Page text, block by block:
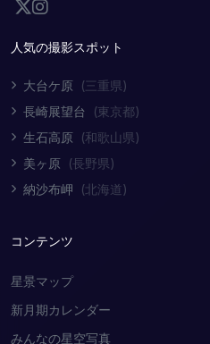
人気の撮影スポット
大台ケ原 (三重県)
長崎展望台
(東京都)
生石高原 (和歌山県)
美ヶ原 (長野県)
納沙布岬
(北海道)
コンテンツ
星景マップ
新月期カレンダー
みんなの星空写真